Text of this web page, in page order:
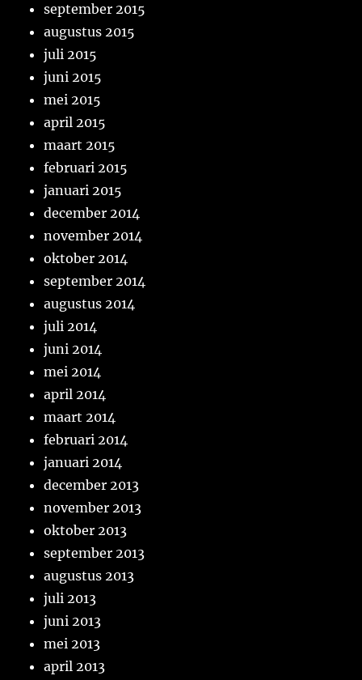
september 2015
augustus 2015
juli 2015
juni 2015
mei 2015
april 2015
maart 2015
februari 2015
januari 2015
december 2014
november 2014
oktober 2014
september 2014
augustus 2014
juli 2014
juni 2014
mei 2014
april 2014
maart 2014
februari 2014
januari 2014
december 2013
november 2013
oktober 2013
september 2013
augustus 2013
juli 2013
juni 2013
mei 2013
april 2013